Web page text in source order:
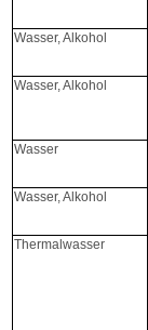
Wasser, Alkohol
Wasser, Alkohol
Wasser
Wasser, Alkohol
Thermalwasser